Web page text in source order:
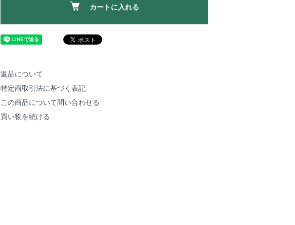
カートに入れる
返品について
特定商取引法に基づく表記
この商品について問い合わせる
買い物を続ける